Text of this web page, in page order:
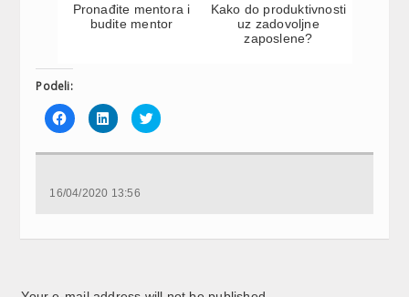
Pronađite mentora i
budite mentor
Kako do produktivnosti
uz zadovoljne
zaposlene?
Podeli:
Click
to
share
Facebook
new
Click
to
share
LinkedIn
new
Click
to
Twitter
16/04/2020 13:56